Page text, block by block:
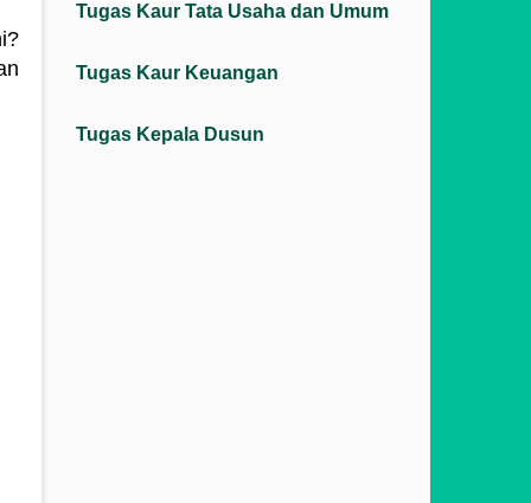
Tugas Kaur Tata Usaha dan Umum
Tugas Kaur Keuangan
Tugas Kepala Dusun